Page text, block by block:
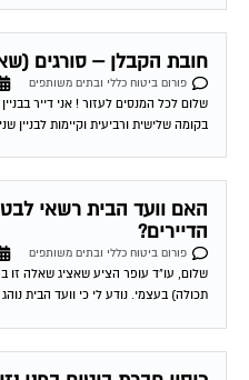
חובת הקבלן – סורגים
פורום ביטוח כללי ובתים משותפים
שלום לכל המנסים לעזור ! אני דייר
בקומה שלישית ורביעית וקיימות לבניין שני כניסות 1. מהחנייה
האם וועד הבית רשאי
הדיירים?
פורום ביטוח כללי ובתים משותפים
שלום, עו"ד עופר הציע שאציג שאלה זו
תכולה) בעצמי. נודע לי כי וועד הבית